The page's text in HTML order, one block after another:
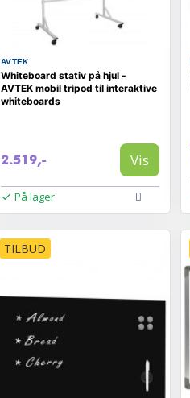
AVTEK
Whiteboard stativ på hjul -
AVTEK mobil tripod til interaktive
whiteboards
2.519,- Vis
På lager
TILBUD